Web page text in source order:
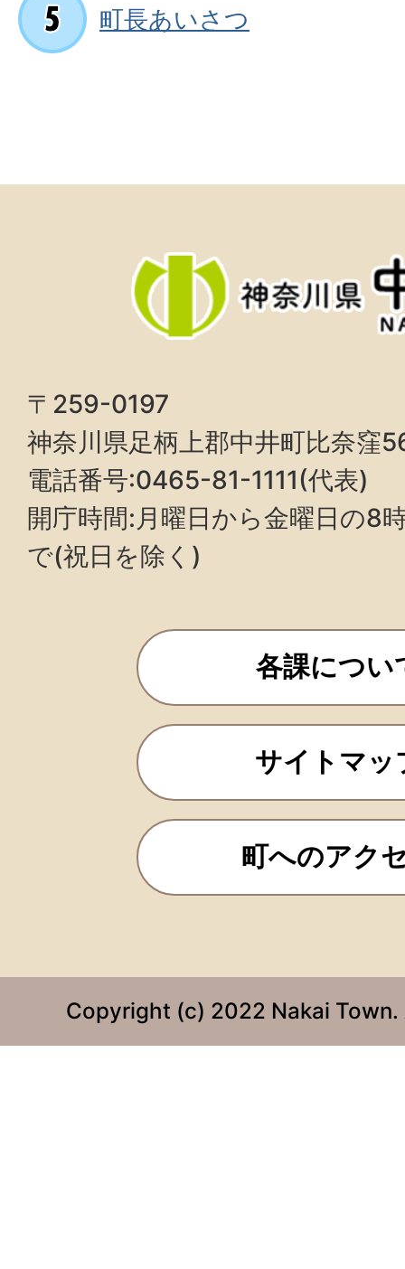
町長あいさつ
〒259-0197
神奈川県足柄上郡中井町比奈窪
電話番号:0465-81-1111(代表)
開庁時間:月曜日から金曜日の8
で(祝日を除く)
各課につい
サイトマッ
町へのアク
Copyright (c) 2022 Nakai Town.